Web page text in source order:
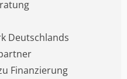
Deutschlands
Finanzierung